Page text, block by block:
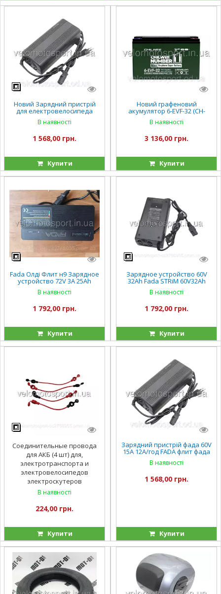
Новий Зарядний пристрій
для електровелосипеда
електроскутера фада
кроссер 60V 15А 12A/год
В наявності
1 568,00 грн.
Купити
Новий графеновий
акумулятор 6-EVF-32 (CH-
0072V-L32) (1) напруга 12
V32Ah
В наявності
3 136,00 грн.
Купити
Fada Олді Флит н9 Зарядное
устройство 72V 3A 25Ah
(свинцово-кислотные АКБ) к
электровелосипеду
В наявності
1 792,00 грн.
Купити
Зарядное устройство 60V
32Ah Fada STRiM 60V32Ah
(FDEB 08LA-60) для свинцово-
кислотных АКБ
В наявності
1 792,00 грн.
Купити
Соединительные провода
для АКБ (4 шт) для,
электротранспорта и
электровелосипедов
электроскутеров
В наявності
224,00 грн.
Купити
Зарядний пристрій фада 60V
15А 12A/год FADA флит фада
В наявності
1 568,00 грн.
Купити